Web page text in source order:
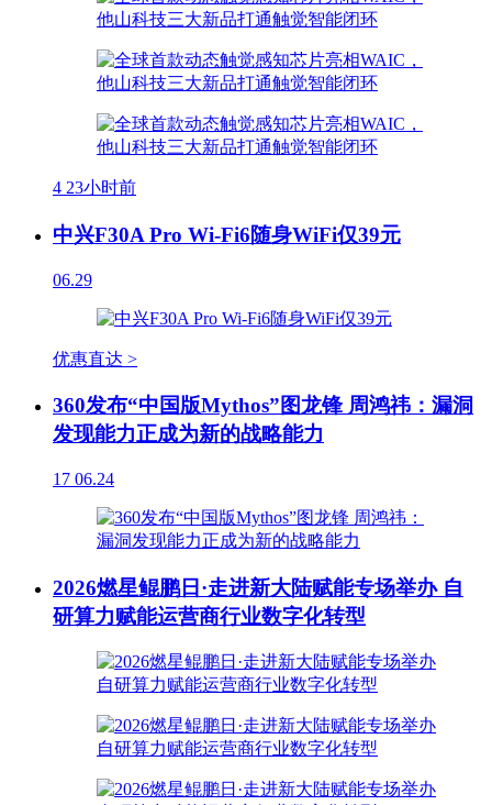
4 23小时前
中兴F30A Pro Wi-Fi6随身WiFi仅39元
06.29
优惠直达 >
360发布“中国版Mythos”图龙锋 周鸿祎：漏洞
发现能力正成为新的战略能力
17 06.24
2026燃星鲲鹏日·走进新大陆赋能专场举办 自
研算力赋能运营商行业数字化转型